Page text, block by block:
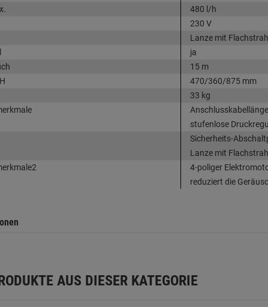
480 l/h
230 V
Lanze mit
ja
15 m
470/360/875 mm
33 kg
stufenlose
Sicherheits-
Lanze mit
4-poliger
reduziert die
AUS DIESER KATEGORIE